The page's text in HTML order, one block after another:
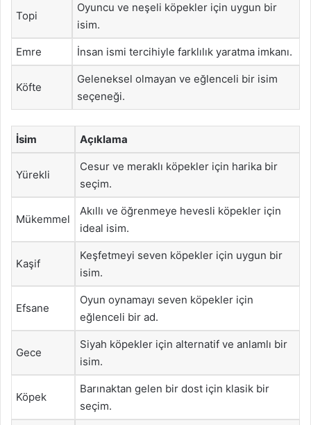
Topi
Oyuncu ve neşeli köpekler için uygun bir
isim.
Emre İnsan ismi tercihiyle farklılık yaratma imkanı.
Köfte
Geleneksel olmayan ve eğlenceli bir isim
seçeneği.
İsim Açıklama
Yürekli
Cesur ve meraklı köpekler için harika bir
seçim.
Mükemmel
Akıllı ve öğrenmeye hevesli köpekler için
ideal isim.
Kaşif
Keşfetmeyi seven köpekler için uygun bir
isim.
Efsane
Oyun oynamayı seven köpekler için
eğlenceli bir ad.
Gece
Siyah köpekler için alternatif ve anlamlı bir
isim.
Köpek
Barınaktan gelen bir dost için klasik bir
seçim.